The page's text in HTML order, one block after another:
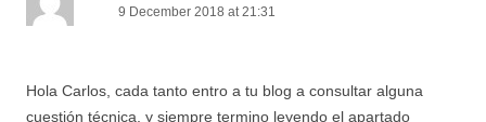
9 December 2018 at 21:31
Hola Carlos, cada tanto entro a tu blog a consultar alguna
cuestión técnica, y siempre termino leyendo el apartado